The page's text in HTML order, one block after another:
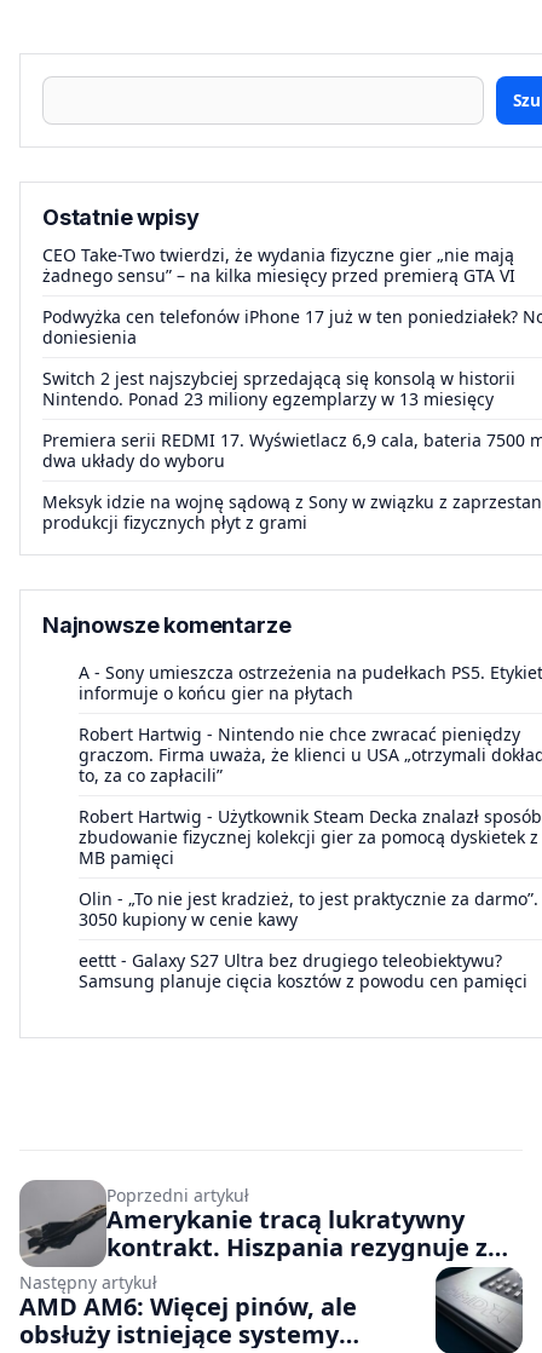
Ostatnie wpisy
CEO Take-Two twierdzi, że wydania fizyczne gier „nie mają
żadnego sensu” – na kilka miesięcy przed premierą GTA VI
Podwyżka cen telefonów iPhone 17 już w ten poniedziałek?
doniesienia
Switch 2 jest najszybciej sprzedającą się konsolą w historii
Nintendo. Ponad 23 miliony egzemplarzy w 13 miesięcy
Premiera serii REDMI 17. Wyświetlacz 6,9 cala, bateria 7500
dwa układy do wyboru
Meksyk idzie na wojnę sądową z Sony w związku z
produkcji fizycznych płyt z grami
Najnowsze komentarze
A - Sony umieszcza ostrzeżenia na pudełkach PS5.
informuje o końcu gier na płytach
Robert Hartwig - Nintendo nie chce zwracać pieniędzy
graczom. Firma uważa, że klienci u USA „otrzymali
to, za co zapłacili”
Robert Hartwig - Użytkownik Steam Decka znalazł
zbudowanie fizycznej kolekcji gier za pomocą dyskietek z
MB pamięci
Olin - „To nie jest kradzież, to jest praktycznie za darmo”.
3050 kupiony w cenie kawy
eettt - Galaxy S27 Ultra bez drugiego teleobiektywu?
Samsung planuje cięcia kosztów z powodu cen pamięci
Poprzedni artykuł
Amerykanie tracą lukratywny
kontrakt. Hiszpania rezygnuje z
zakupu F‑35 na rzecz Eurofightera
lub… obietnicy
Następny artykuł
AMD AM6: Więcej pinów, ale
obsłuży istniejące systemy